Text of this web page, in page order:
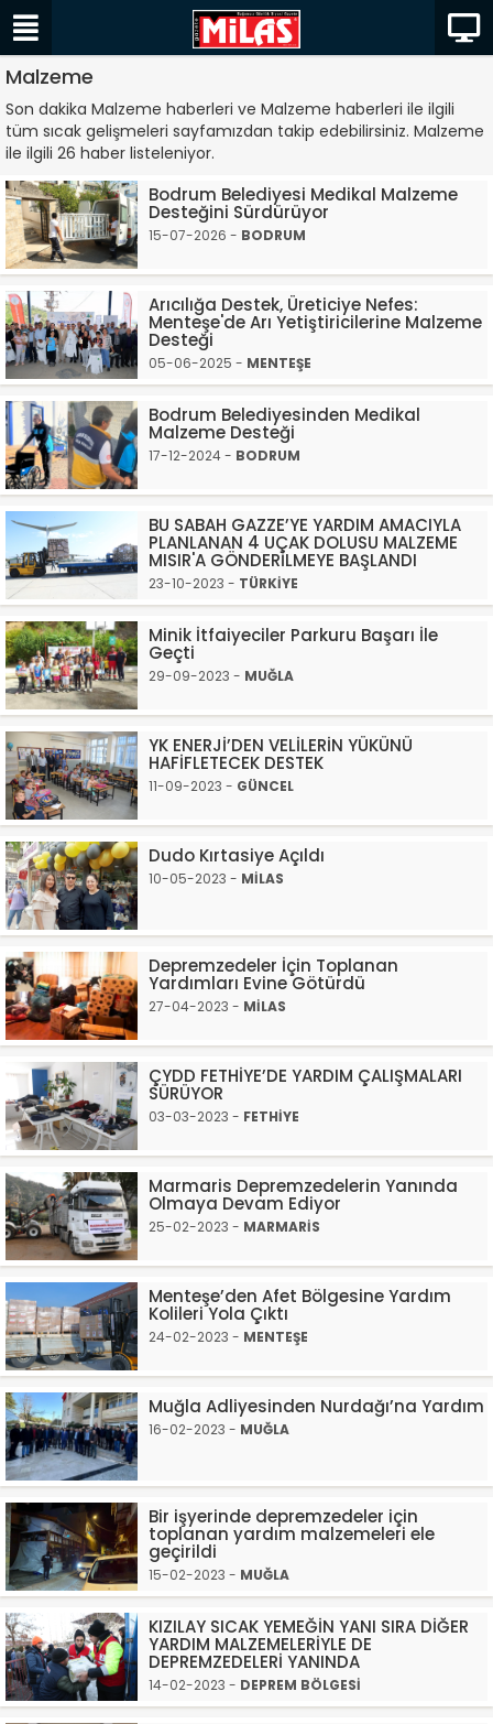
Malzeme
Son dakika Malzeme haberleri ve Malzeme haberleri ile ilgili
tüm sıcak gelişmeleri sayfamızdan takip edebilirsiniz. Malzeme
ile ilgili 26 haber listeleniyor.
Bodrum Belediyesi Medikal Malzeme
Desteğini Sürdürüyor
15-07-2026 - BODRUM
Arıcılığa Destek, Üreticiye Nefes:
Menteşe'de Arı Yetiştiricilerine Malzeme
Desteği
05-06-2025 - MENTEŞE
Bodrum Belediyesinden Medikal
Malzeme Desteği
17-12-2024 - BODRUM
BU SABAH GAZZE’YE YARDIM AMACIYLA
PLANLANAN 4 UÇAK DOLUSU MALZEME
MISIR'A GÖNDERİLMEYE BAŞLANDI
23-10-2023 - TÜRKİYE
Minik İtfaiyeciler Parkuru Başarı İle
Geçti
29-09-2023 - MUĞLA
YK ENERJİ’DEN VELİLERİN YÜKÜNÜ
HAFİFLETECEK DESTEK
11-09-2023 - GÜNCEL
Dudo Kırtasiye Açıldı
10-05-2023 - MİLAS
Depremzedeler İçin Toplanan
Yardımları Evine Götürdü
27-04-2023 - MİLAS
ÇYDD FETHİYE’DE YARDIM ÇALIŞMALARI
SÜRÜYOR
03-03-2023 - FETHİYE
Marmaris Depremzedelerin Yanında
Olmaya Devam Ediyor
25-02-2023 - MARMARİS
Menteşe’den Afet Bölgesine Yardım
Kolileri Yola Çıktı
24-02-2023 - MENTEŞE
Muğla Adliyesinden Nurdağı’na Yardım
16-02-2023 - MUĞLA
Bir işyerinde depremzedeler için
toplanan yardım malzemeleri ele
geçirildi
15-02-2023 - MUĞLA
KIZILAY SICAK YEMEĞİN YANI SIRA DİĞER
YARDIM MALZEMELERİYLE DE
DEPREMZEDELERİ YANINDA
14-02-2023 - DEPREM BÖLGESİ